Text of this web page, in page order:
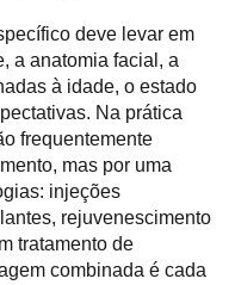
deve levar em
a anatomia facial, a
à idade, o estado
Na prática
frequentemente
mas por uma
injeções
rejuvenescimento
tratamento de
combinada é cada